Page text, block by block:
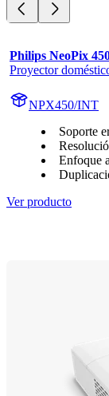
Philips NeoPix
Proyector
NPX450/INT
Soporte
Enfoque
Ver producto